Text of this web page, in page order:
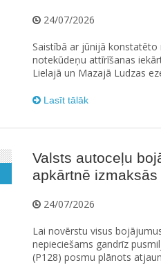
24/07/2026
Saistībā ar jūnijā
notekūdeņu attīrīšanas
Lielajā un Mazajā Ludzas
Lasīt tālāk
Valsts autoceļu
apkārtnē
24/07/2026
Lai novērstu visus
nepieciešams gandrīz
(P128) posmu plānots